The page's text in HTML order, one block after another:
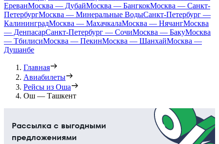
ЕреванМосква — ДубайМосква — БангкокМосква — Санкт-
ПетербургМосква — Минеральные ВодыСанкт-Петербург —
КалининградМосква — МахачкалаМосква — НячангМосква
— ДенпасарСанкт-Петербург — СочиМосква — БакуМосква
— ТбилисиМосква — ПекинМосква — ШанхайМосква —
Душанбе
Главная
Авиабилеты
Рейсы из Оша
Ош — Ташкент
Рассылка с выгодными
предложениями